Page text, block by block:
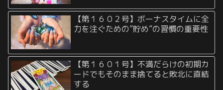
【第１６０２号】ボーナスタイムに全
力を注ぐための”貯め”の習慣の重要性
【第１６０１号】不満だらけの初期カ
ードでもそのまま捨てると敗北に直結
する